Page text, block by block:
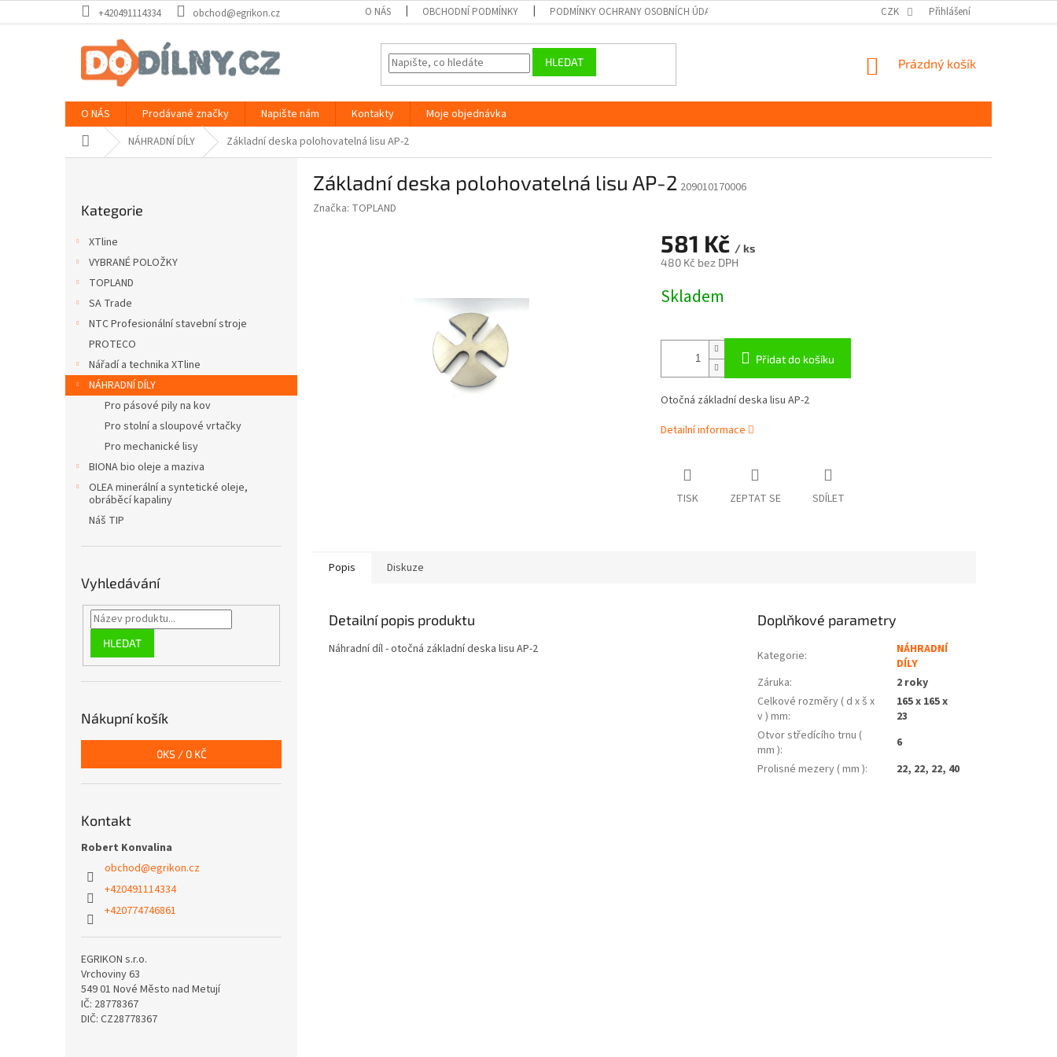
na
+420491114334 obchod@egrikon.cz O NÁS OBCHODNÍ PODMÍNKY PODMÍNKY OCHRANY OSOBNÍCH ÚDAJŮ GDPR CZK Přihlášení
HLEDAT
NÁKUPNÍ
Prázdný košík
O NÁS Prodávané značky Napište nám Kontakty
Moje objednávka
Domů NÁHRADNÍ DÍLY Základní deska polohovatelná lisu AP-2
e
l
kategorie
Kategorie
XTline
VYBRANÉ POLOŽKY
TOPLAND
SA Trade
NTC Profesionální stavební stroje
PROTECO
Nářadí a technika XTline
NÁHRADNÍ DÍLY
Pro pásové pily na kov
Pro stolní a sloupové vrtačky
Pro mechanické lisy
BIONA bio oleje a maziva
OLEA minerální a syntetické oleje,
obráběcí kapaliny
Náš TIP
Vyhledávání
HLEDAT
Nákupní košík
0KS / 0 KČ
Kontakt
Robert Konvalina
obchod@egrikon.cz
+420491114334
+420774746861
EGRIKON s.r.o.
Vrchoviny 63
549 01 Nové Město nad Metují
IČ: 28778367
DIČ: CZ28778367
Základní deska polohovatelná lisu AP-2 209010170006
Značka: TOPLAND
581 Kč / ks
480 Kč bez DPH
cena:
Skladem
Přidat do košíku
Otočná základní deska lisu AP-2
Detailní informace
TISK ZEPTAT SE SDÍLET
Popis Diskuze
Detailní popis produktu
Náhradní díl - otočná základní deska lisu AP-2
Doplňkové parametry
Kategorie:
NÁHRADNÍ
DÍLY
Záruka:
2 roky
Celkové rozměry ( d x š x
v ) mm:
165 x 165 x
23
Otvor středícího trnu (
mm ):
6
Prolisné mezery ( mm ): 22, 22, 22, 40